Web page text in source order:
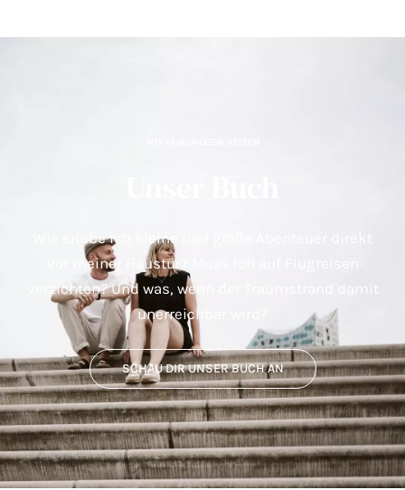
Wie erlebe ich kleine und große Abenteuer direkt
vor meiner Haustür? Muss ich auf Flugreisen
verzichten? Und was, wenn der Traumstrand damit
unerreichbar wird?
SCHAU DIR UNSER BUCH AN